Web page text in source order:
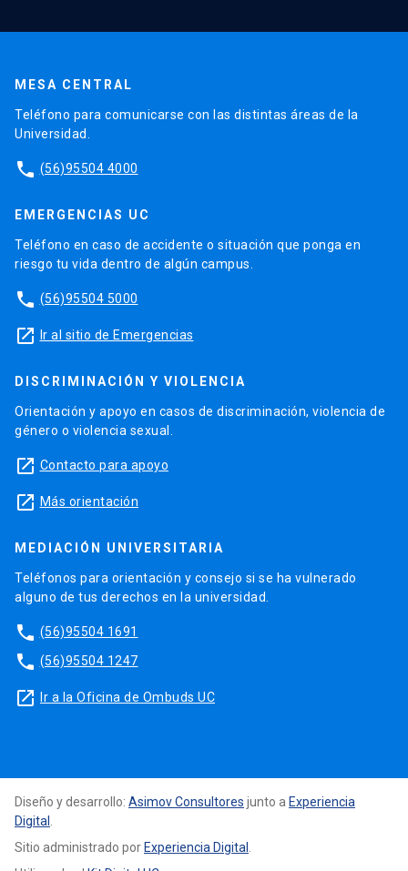
MESA CENTRAL
Teléfono para comunicarse con las distintas áreas de la
Universidad.
phone (56)95504 4000
EMERGENCIAS UC
Teléfono en caso de accidente o situación que ponga en
riesgo tu vida dentro de algún campus.
phone (56)95504 5000
launch Ir al sitio de Emergencias
DISCRIMINACIÓN Y VIOLENCIA
Orientación y apoyo en casos de discriminación, violencia de
género o violencia sexual.
launch Contacto para apoyo
launch Más orientación
MEDIACIÓN UNIVERSITARIA
Teléfonos para orientación y consejo si se ha vulnerado
alguno de tus derechos en la universidad.
phone (56)95504 1691
phone (56)95504 1247
launch Ir a la Oficina de Ombuds UC
Diseño y desarrollo: Asimov Consultores junto a Experiencia
Digital
Sitio administrado por Experiencia Digital